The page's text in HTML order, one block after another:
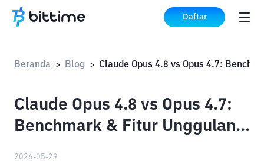
Daftar
Beranda > Blog >
Claude Opus 4.8 vs Opus 4.7:
Benchmark & Fitur Unggulan
2026-05-29